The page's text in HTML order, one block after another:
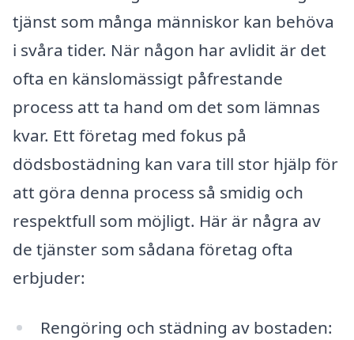
tjänst som många människor kan behöva
i svåra tider. När någon har avlidit är det
ofta en känslomässigt påfrestande
process att ta hand om det som lämnas
kvar. Ett företag med fokus på
dödsbostädning kan vara till stor hjälp för
att göra denna process så smidig och
respektfull som möjligt. Här är några av
de tjänster som sådana företag ofta
erbjuder:
Rengöring och städning av bostaden: